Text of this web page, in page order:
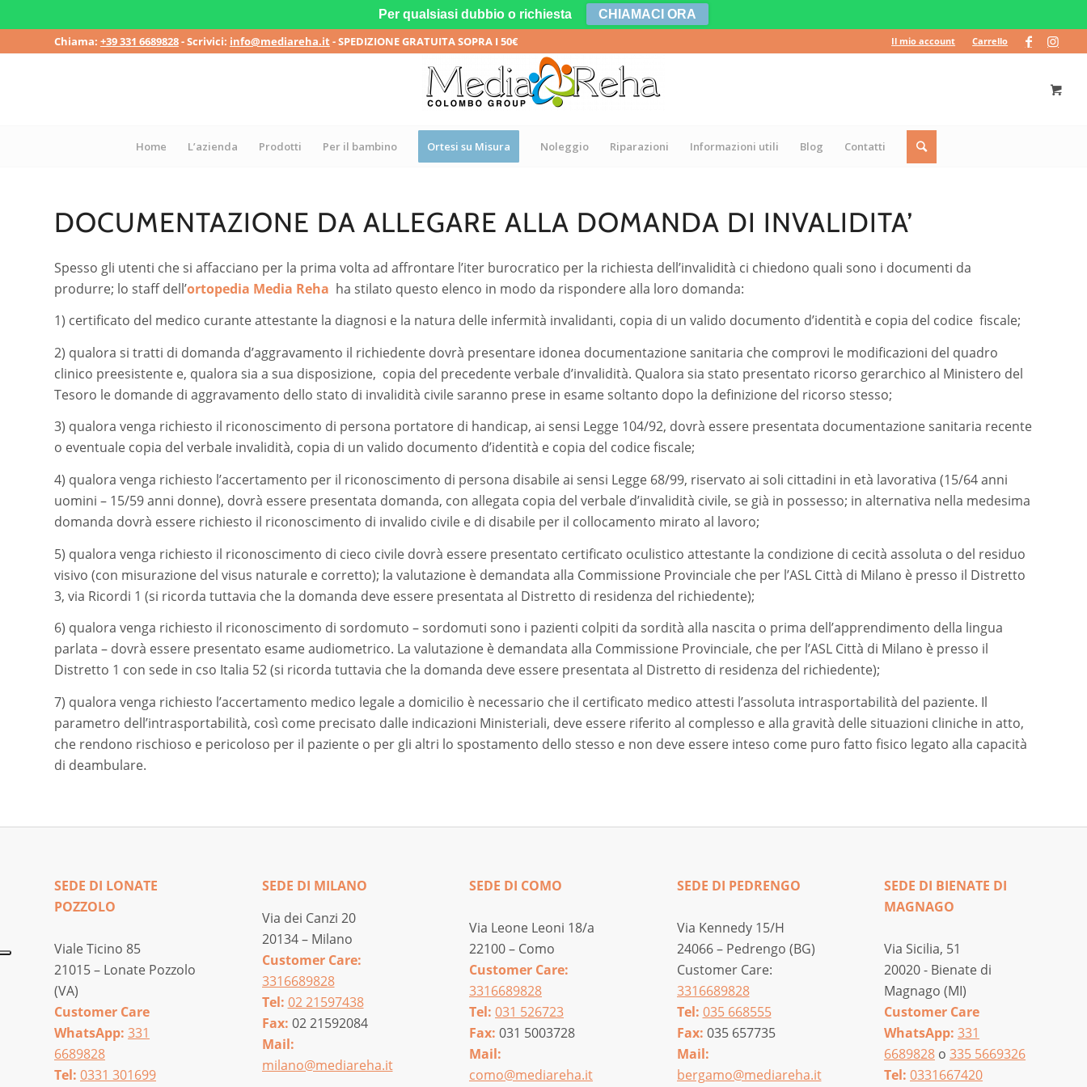
Il mio account Carrello
Chiama: +39 331 6689828- Scrivici: info@mediareha.it- SPEDIZIONE GRATUITA SOPRA I 50€
Home L’azienda Prodotti Per il bambino Ortesi su Misura Noleggio Riparazioni Informazioni utili Blog Contatti
DOCUMENTAZIONE DA ALLEGARE ALLA DOMANDA DI INVALIDITA’
Spesso gli utenti che si affacciano per la prima volta ad affrontare l’iter burocratico per la richiesta dell’invalidità ci chiedono quali sono i documenti da
produrre; lo staff dell’ortopedia Media Reha ha stilato questo elenco in modo da rispondere alla loro domanda:
1) certificato del medico curante attestante la diagnosi e la natura delle infermità invalidanti, copia di un valido documento d’identità e copia del codice fiscale;
2) qualora si tratti di domanda d’aggravamento il richiedente dovrà presentare idonea documentazione sanitaria che comprovi le modificazioni del quadro
clinico preesistente e, qualora sia a sua disposizione, copia del precedente verbale d’invalidità. Qualora sia stato presentato ricorso gerarchico al Ministero del
Tesoro le domande di aggravamento dello stato di invalidità civile saranno prese in esame soltanto dopo la definizione del ricorso stesso;
3) qualora venga richiesto il riconoscimento di persona portatore di handicap, ai sensi Legge 104/92, dovrà essere presentata documentazione sanitaria recente
o eventuale copia del verbale invalidità, copia di un valido documento d’identità e copia del codice fiscale;
4) qualora venga richiesto l’accertamento per il riconoscimento di persona disabile ai sensi Legge 68/99, riservato ai soli cittadini in età lavorativa (15/64 anni
uomini – 15/59 anni donne), dovrà essere presentata domanda, con allegata copia del verbale d’invalidità civile, se già in possesso; in alternativa nella medesima
domanda dovrà essere richiesto il riconoscimento di invalido civile e di disabile per il collocamento mirato al lavoro;
5) qualora venga richiesto il riconoscimento di cieco civile dovrà essere presentato certificato oculistico attestante la condizione di cecità assoluta o del residuo
visivo (con misurazione del visus naturale e corretto); la valutazione è demandata alla Commissione Provinciale che per l’ASL Città di Milano è presso il Distretto
3, via Ricordi 1 (si ricorda tuttavia che la domanda deve essere presentata al Distretto di residenza del richiedente);
6) qualora venga richiesto il riconoscimento di sordomuto – sordomuti sono i pazienti colpiti da sordità alla nascita o prima dell’apprendimento della lingua
parlata – dovrà essere presentato esame audiometrico. La valutazione è demandata alla Commissione Provinciale, che per l’ASL Città di Milano è presso il
Distretto 1 con sede in cso Italia 52 (si ricorda tuttavia che la domanda deve essere presentata al Distretto di residenza del richiedente);
7) qualora venga richiesto l’accertamento medico legale a domicilio è necessario che il certificato medico attesti l’assoluta intrasportabilità del paziente. Il
parametro dell’intrasportabilità, così come precisato dalle indicazioni Ministeriali, deve essere riferito al complesso e alla gravità delle situazioni cliniche in atto,
che rendono rischioso e pericoloso per il paziente o per gli altri lo spostamento dello stesso e non deve essere inteso come puro fatto fisico legato alla capacità
di deambulare.
SEDE DI LONATE
POZZOLO
Viale Ticino 85
21015 – Lonate Pozzolo
(VA)
Customer Care
WhatsApp: 331
6689828
Tel: 0331 301699
SEDE DI MILANO
Via dei Canzi 20
20134 – Milano
Customer Care:
3316689828
Tel: 02 21597438
Fax: 02 21592084
Mail:
milano@mediareha.it
SEDE DI COMO
Via Leone Leoni 18/a
22100 – Como
Customer Care:
3316689828
Tel: 031 526723
Fax: 031 5003728
Mail:
como@mediareha.it
SEDE DI PEDRENGO
Via Kennedy 15/H
24066 – Pedrengo (BG)
Customer Care:
3316689828
Tel: 035 668555
Fax: 035 657735
Mail:
bergamo@mediareha.it
SEDE DI BIENATE DI
MAGNAGO
Via Sicilia, 51
20020 - Bienate di
Magnago (MI)
Customer Care
WhatsApp: 331
6689828 o 335 5669326
Tel: 0331667420
Per qualsiasi dubbio o richiesta CHIAMACI ORA